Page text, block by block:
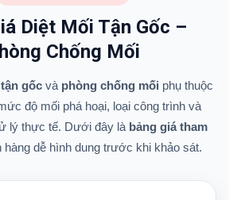
Diệt Mối Tận Gốc –
Chống Mối
gốcvà phòng chống mối phụ thuộc
độ mối phá hoại, loại công trình và
lý thực tế. Dưới đây là bảng giá tham
hàng dễ hình dung trước khi khảo sát.